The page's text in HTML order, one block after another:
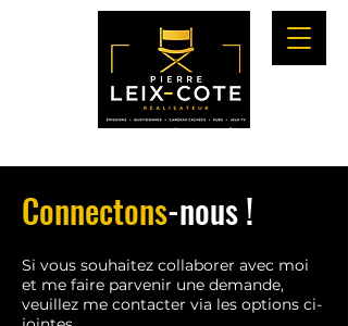
Connectons-nous !
Si vous souhaitez collaborer avec moi
et me faire parvenir une demande,
veuillez me contacter via les options ci-